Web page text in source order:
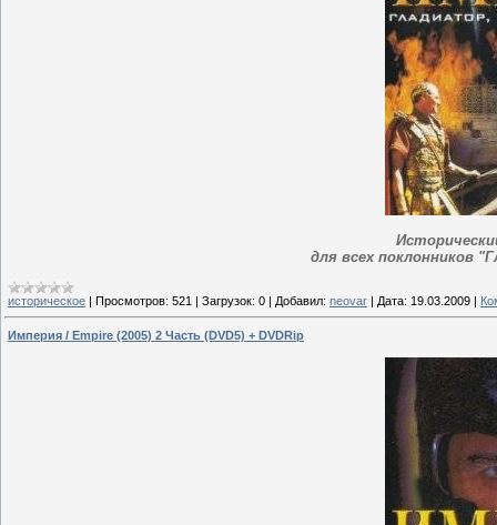
для всех поклонников
историческое | Просмотров: 521 | Загрузок: 0 | Добавил: neovar | Дата: 19.03.2009 |
Империя / Empire (2005) 2 Часть (DVD5) + DVDRip